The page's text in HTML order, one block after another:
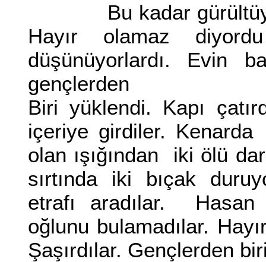
Bu kadar gürültüye
Hayır olamaz
düşünüyorlardı. Evin
gençlerden
Biri yüklendi. Kapı
içeriye girdiler.
olan ışığından iki ölü
sırtında iki bıçak
etrafı aradılar.
oğlunu bulamadılar.
Şaşırdılar. Gençlerden